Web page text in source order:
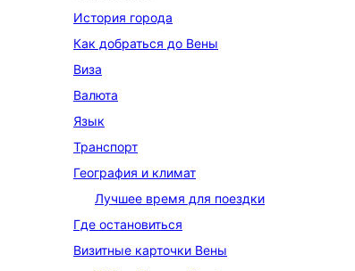
История города
Как добраться до Вены
Виза
Валюта
Язык
Транспорт
География и климат
Лучшее время для поездки
Где остановиться
Визитные карточки Вены